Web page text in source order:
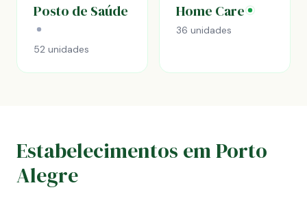
Posto de Saúde
52 unidades
Home Care
36 unidades
Estabelecimentos em Porto
Alegre